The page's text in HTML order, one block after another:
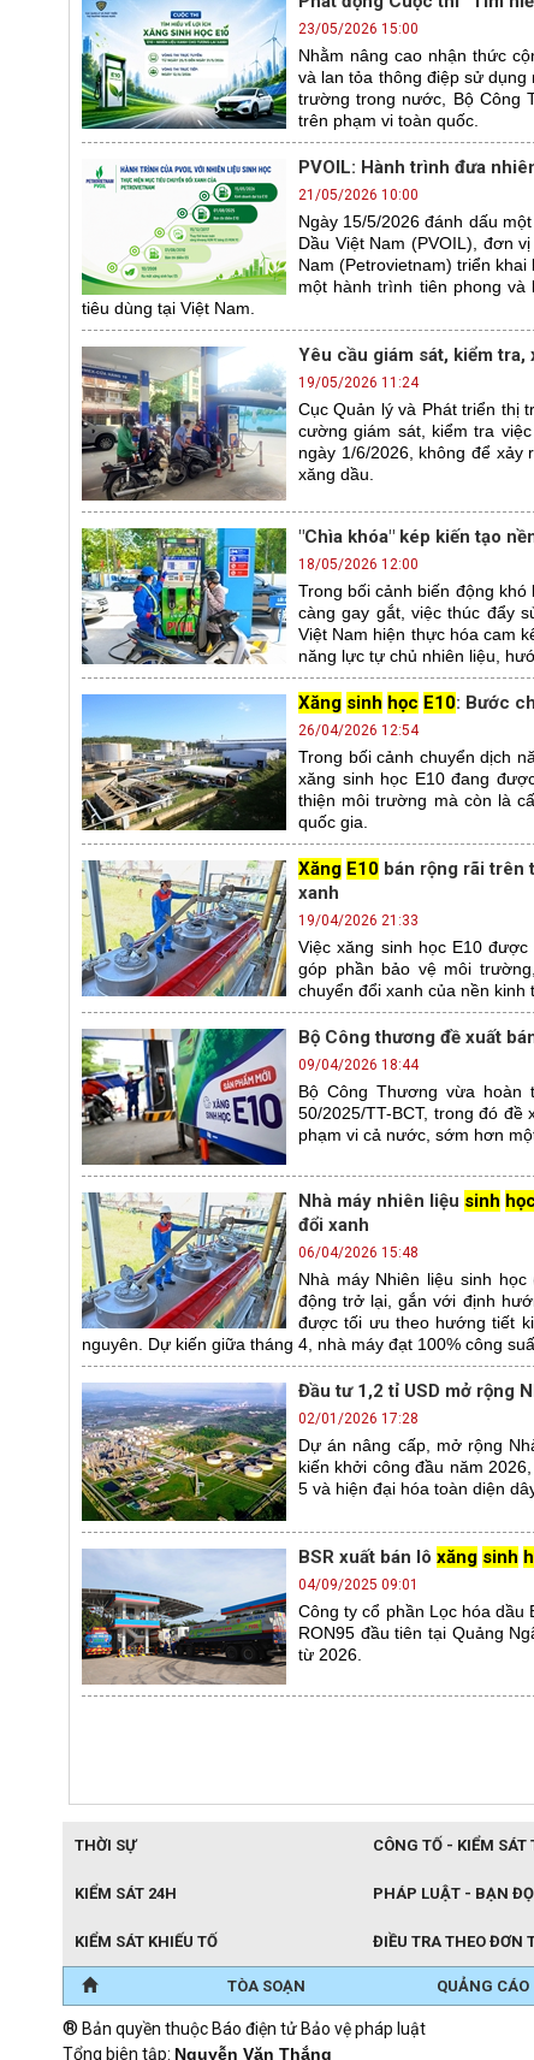
23/05/2026 15:00
Nhằm nâng cao nhận thức
và lan tỏa thông điệp sử
trường trong nước, Bộ Công
trên phạm vi toàn quốc.
PVOIL: Hành trình đưa
21/05/2026 10:00
Ngày 15/5/2026 đánh dấu
Dầu Việt Nam (PVOIL), đơn
Nam (Petrovietnam) triển
một hành trình tiên phong và
tiêu dùng tại Việt Nam.
Yêu cầu giám sát, kiểm
19/05/2026 11:24
Cục Quản lý và Phát triển thị
cường giám sát, kiểm tra
ngày 1/6/2026, không để xảy
xăng dầu.
"Chìa khóa" kép kiến tạo
18/05/2026 12:00
Trong bối cảnh biến động
càng gay gắt, việc thúc đẩy
Việt Nam hiện thực hóa cam
năng lực tự chủ nhiên liệu,
Xăng sinh học E10: Bước
26/04/2026 12:54
Trong bối cảnh chuyển dịch
xăng sinh học E10 đang
thiện môi trường mà còn là
quốc gia.
Xăng E10 bán rộng rãi trên
xanh
19/04/2026 21:33
Việc xăng sinh học E10
góp phần bảo vệ môi
chuyển đổi xanh của nền kinh
Bộ Công thương đề xuất
09/04/2026 18:44
Bộ Công Thương vừa
50/2025/TT-BCT, trong đó
phạm vi cả nước, sớm hơn
Nhà máy nhiên liệu sinh học
đổi xanh
06/04/2026 15:48
Nhà máy Nhiên liệu sinh
động trở lại, gắn với định
được tối ưu theo hướng tiết
nguyên. Dự kiến giữa tháng 4, nhà máy đạt 100% công
Đầu tư 1,2 tỉ USD mở rộng
02/01/2026 17:28
Dự án nâng cấp, mở rộng
kiến khởi công đầu năm
5 và hiện đại hóa toàn diện
BSR xuất bán lô xăng sinh
04/09/2025 09:01
Công ty cổ phần Lọc hóa dầu
RON95 đầu tiên tại Quảng
từ 2026.
THỜI SỰ CÔNG TỐ - KIỂM SÁT
KIỂM SÁT 24H PHÁP LUẬT - BẠN
KIỂM SÁT KHIẾU TỐ ĐIỀU TRA THEO ĐƠN
TÒA SOẠN QUẢNG CÁO
® Bản quyền thuộc Báo điện tử Bảo vệ pháp luật
Tổng biên tập: Nguyễn Văn Thắng